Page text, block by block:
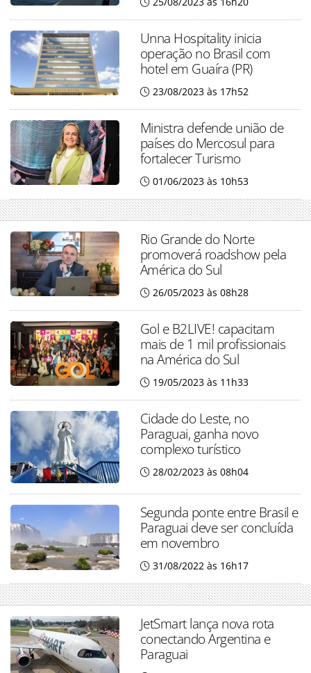
Unna Hospitality inicia
operação no Brasil com
hotel em Guaíra (PR)
23/08/2023 às 17h52
Ministra defende união de
países do Mercosul para
fortalecer Turismo
01/06/2023 às 10h53
Rio Grande do Norte
promoverá roadshow pela
América do Sul
26/05/2023 às 08h28
Gol e B2LIVE! capacitam
mais de 1 mil profissionais
na América do Sul
19/05/2023 às 11h33
Cidade do Leste, no
Paraguai, ganha novo
complexo turístico
28/02/2023 às 08h04
Segunda ponte entre Brasil e
Paraguai deve ser concluída
em novembro
31/08/2022 às 16h17
JetSmart lança nova rota
conectando Argentina e
Paraguai